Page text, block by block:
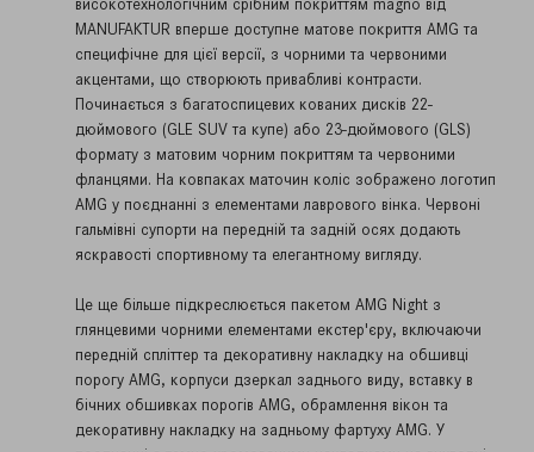
високотехнологічним срібним покриттям magno від
MANUFAKTUR вперше доступне матове покриття AMG та
специфічне для цієї версії, з чорними та червоними
акцентами, що створюють привабливі контрасти.
Починається з багатоспицевих кованих дисків 22-
дюймового (GLE SUV та купе) або 23-дюймового (GLS)
формату з матовим чорним покриттям та червоними
фланцями. На ковпаках маточин коліс зображено логотип
AMG у поєднанні з елементами лаврового вінка. Червоні
гальмівні супорти на передній та задній осях додають
яскравості спортивному та елегантному вигляду.
Це ще більше підкреслюється пакетом AMG Night з
глянцевими чорними елементами екстер'єру, включаючи
передній спліттер та декоративну накладку на обшивці
порогу AMG, корпуси дзеркал заднього виду, вставку в
бічних обшивках порогів AMG, обрамлення вікон та
декоративну накладку на задньому фартуху AMG. У